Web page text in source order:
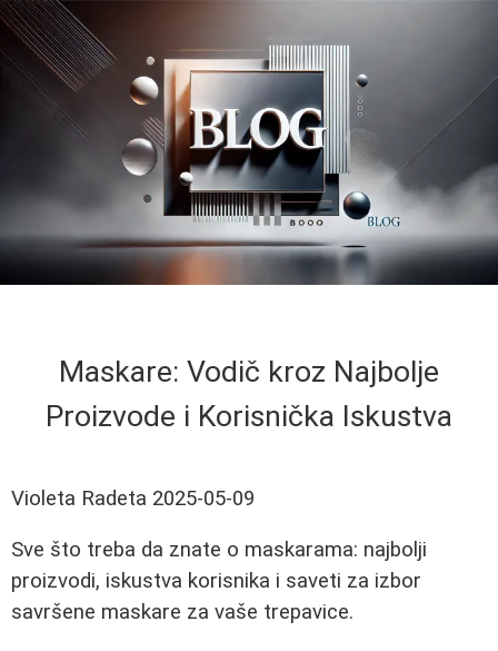
Maskare: Vodič kroz Najbolje
Proizvode i Korisnička Iskustva
Violeta Radeta 2025-05-09
Sve što treba da znate o maskarama: najbolji
proizvodi, iskustva korisnika i saveti za izbor
savršene maskare za vaše trepavice.